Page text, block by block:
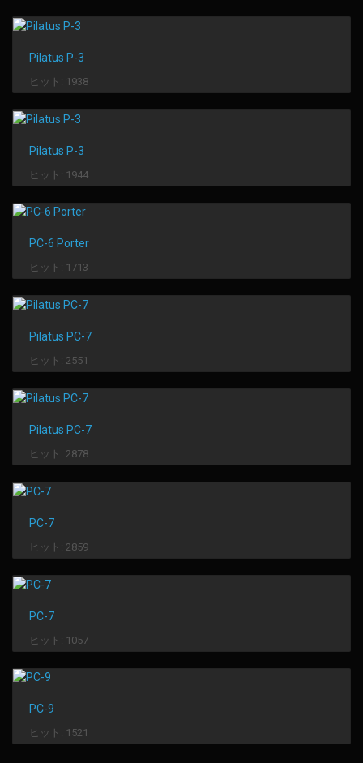
Pilatus P-3
ヒット: 1938
Pilatus P-3
ヒット: 1944
PC-6 Porter
ヒット: 1713
Pilatus PC-7
ヒット: 2551
Pilatus PC-7
ヒット: 2878
PC-7
ヒット: 2859
PC-7
ヒット: 1057
PC-9
ヒット: 1521